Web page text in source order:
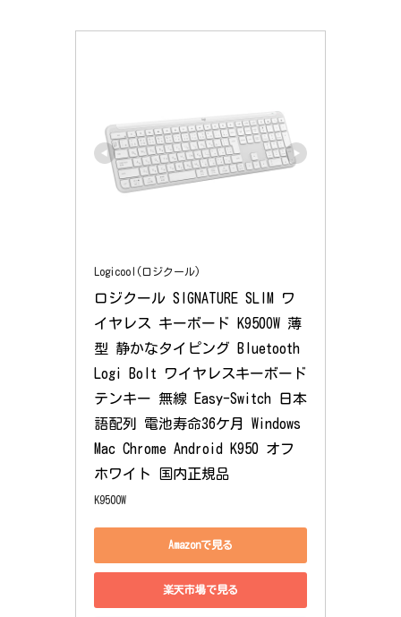
Logicool(ロジクール)
ロジクール SIGNATURE SLIM ワ
イヤレス キーボード K950OW 薄
型 静かなタイピング Bluetooth
Logi Bolt ワイヤレスキーボード
テンキー 無線 Easy-Switch 日本
語配列 電池寿命36ケ月 Windows
Mac Chrome Android K950 オフ
ホワイト 国内正規品
K950OW
Amazonで見る
楽天市場で見る